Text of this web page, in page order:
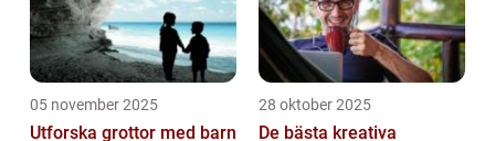
05 november 2025
Utforska grottor med barn
28 oktober 2025
De bästa kreativa